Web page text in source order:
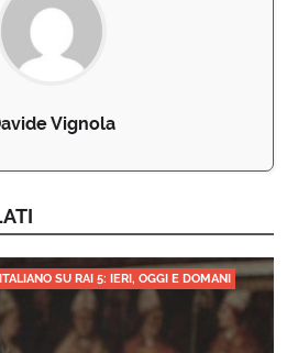
Vignola
SU RAI 5: IERI, OGGI E DOMANI